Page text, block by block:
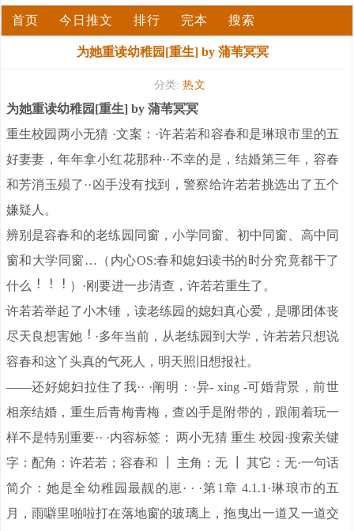
首页 今日推文 排行 完本 搜索
为她重读幼稚园[重生] by 蒲苇冥冥
分类:热文
为她重读幼稚园[重生] by 蒲苇冥冥
重生校园两小无猜 ·文案：·许若若和容春和是琳琅市里的五
好妻妻，年年拿小红花那种··不幸的是，结婚第三年，容春
和芳消玉殒了··凶手没有找到，警察给许若若挑选出了五个
嫌疑人。
辨别是容春和的老练园同窗，小学同窗、初中同窗、高中同
窗和大学同窗…（内心OS:春和媳妇读书的时分究竟都干了
什么
）·刚要进一步清查，许若若重生了。
许若若举起了小木锤，读老练园的媳妇真心爱，是哪团体丧
尽天良想害她
·多年当前，从老练园到大学，许若若只想说
容春和这丫头真的气死人，明天照旧想报社。
——还好媳妇拉住了我·· ·阐明：·异- xing -可婚背景，前世
相亲结婚，重生后青梅青梅，查凶手是附带的，跟闹着玩一
样不是特别重要·· ·内容标签： 两小无猜 重生 校园·搜索关键
字：配角：许若若；容春和 ┃ 主角：无 ┃ 其它：无·一句话
简介：她是全幼稚园最靓的崽· · ·第1章 4.1.1·琳琅市的五
月，雨噼里啪啦打在落地窗的玻璃上，拖曳出一道又一道交